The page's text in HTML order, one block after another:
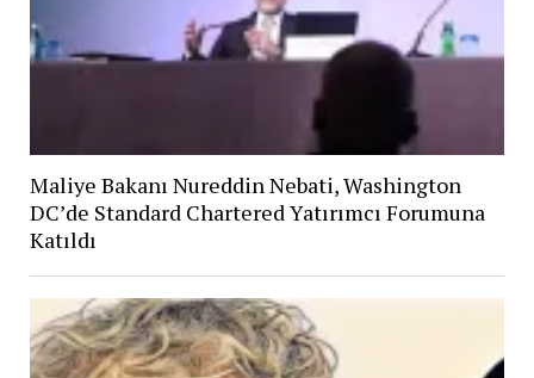
Maliye Bakanı Nureddin Nebati, Washington
DC’de Standard Chartered Yatırımcı Forumuna
Katıldı